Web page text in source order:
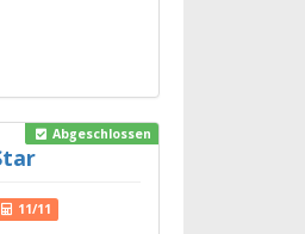
Abgeschlossen
11/11